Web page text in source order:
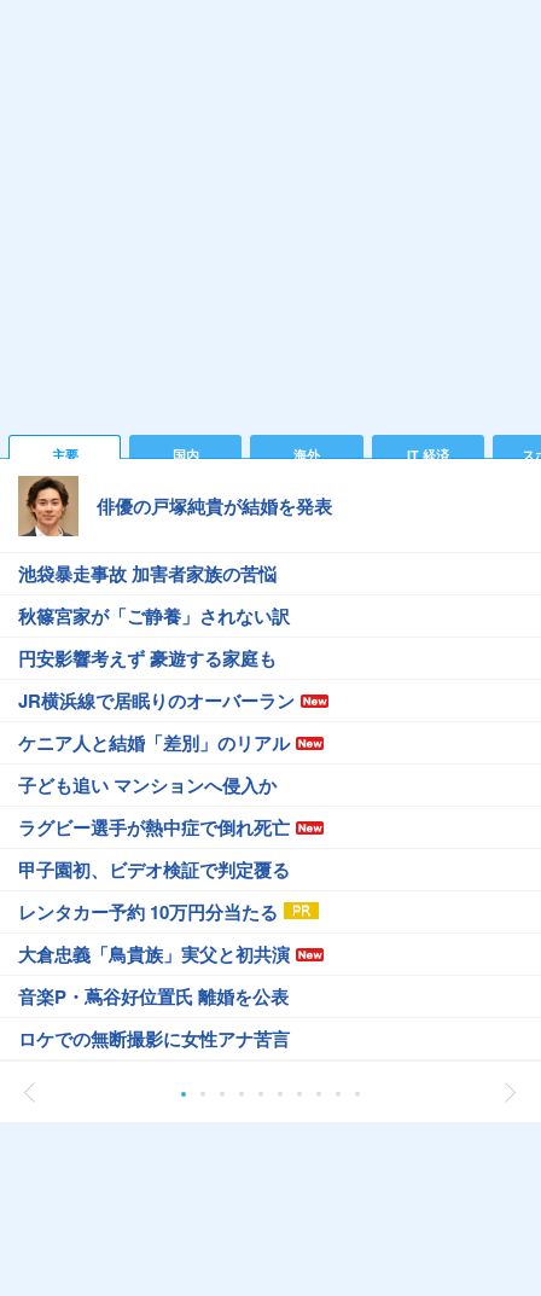
主要 国内 海外 IT 経済 ス
俳優の戸塚純貴が結婚を発表
池袋暴走事故 加害者家族の苦悩
秋篠宮家が「ご静養」されない訳
円安影響考えず 豪遊する家庭も
JR横浜線で居眠りのオーバーラン
ケニア人と結婚「差別」のリアル
子ども追い マンションへ侵入か
ラグビー選手が熱中症で倒れ死亡
甲子園初、ビデオ検証で判定覆る
レンタカー予約 10万円分当たる
大倉忠義「鳥貴族」実父と初共演
音楽P・蔦谷好位置氏 離婚を公表
ロケでの無断撮影に女性アナ苦言